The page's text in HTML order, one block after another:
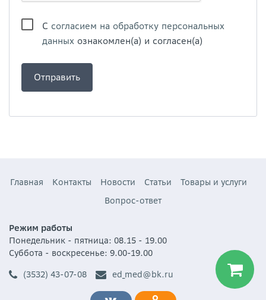
С согласием на обработку персональных
данных ознакомлен(а) и согласен(а)
Главная Контакты Новости Статьи
Товары и услуги
Вопрос-ответ
Режим работы
Понедельник - пятница: 08.15 - 19.00
Суббота - воскресенье: 9.00-19.00
(3532) 43-07-08
ed_med@bk.ru